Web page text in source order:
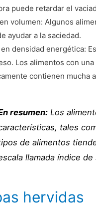
puede retardar el
volumen: Algunos
ayudar a la saciedad.
en densidad energética:
Los alimentos con
contienen mucha
resumen: Los
tales
de alimentos
llamada índice de
hervidas